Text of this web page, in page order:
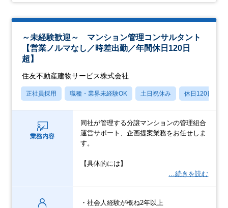
～未経験歓迎～ マンション管理コンサルタント
【営業ノルマなし／時差出勤／年間休日120日
超】
住友不動産建物サービス株式会社
正社員採用 職種・業界未経験OK 土日祝休み 休日120日以上
業務内容
同社が管理する分譲マンションの管理組合
運営サポート、企画提案業務をお任せしま
す。
【具体的には】
…続きを読む
・社会人経験が概ね2年以上